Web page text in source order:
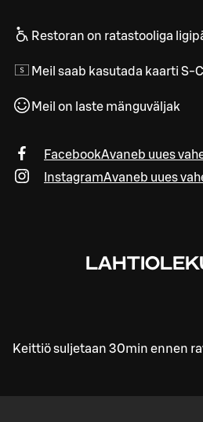
Restoran on ratastooliga
Meil saab kasutada kaarti S-
Meil on laste mänguväljak
FacebookAvaneb uues
InstagramAvaneb uues
Keittiö suljetaan 30min ennen